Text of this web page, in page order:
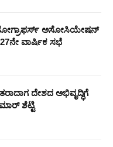
ಅಸೋಸಿಯೇಷನ್
ವಾರ್ಷಿಕ ಸಭೆ
ದೇಶದ ಅಭಿವೃದ್ಧಿಗೆ
ಶೆಟ್ಟಿ